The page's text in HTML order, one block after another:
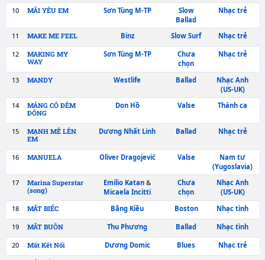
3
Mãi Là Người
Trang Pháp
Chưa
chọn
4
MÃI LÀ NIỀM
ĐAU
Đan Trường Ballad
5 MÃI MÃI BÊN EM Từ Công Phụng Slow Rock
6 MAI SAU Duy Linh Slow Surf
7
MÁI TÓC DẠ
HƯƠNG
Lệ Thu Boston
8
MÁI TRƯỜNG
Đoan Trang
Country
Pop
9
MÃI YÊU Mỹ Tâm Ballad
10 MÃI YÊU EM Sơn Tùng M-TP
Slow
Ballad
11
MAKE ME FEEL Slow Surf